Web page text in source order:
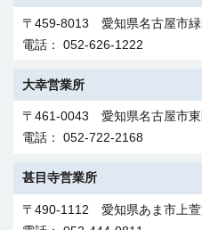
〒532-0025 大阪府大阪市淀
電話： 06-6305-2181
大阪本部 営業部
〒541-0041 大阪府大阪市中央
（北浜中央ビル9階）
〒514-0003 三重県津市桜橋
電話： 059-229-6100
岐阜支店
〒500-8269 岐阜県岐阜市茜
電話： 058-272-3232
長野支店
〒380-0803 長野県長野市三輪
電話： 026-241-1111
神奈川支社
（横浜花咲ビル10階）
電話： 045-411-0011
北陸支社
〒920-0025 石川県金沢市駅西
電話： 076-262-6767
〒459-8013 愛知県名古屋市
電話： 052-626-1222
大幸営業所
〒461-0043 愛知県名古屋市
電話： 052-722-2168
甚目寺営業所
〒490-1112 愛知県あま市上